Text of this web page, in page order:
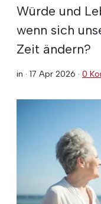
Würde und
wenn sich
Zeit ändern?
in · 17 Apr 2026 · 0